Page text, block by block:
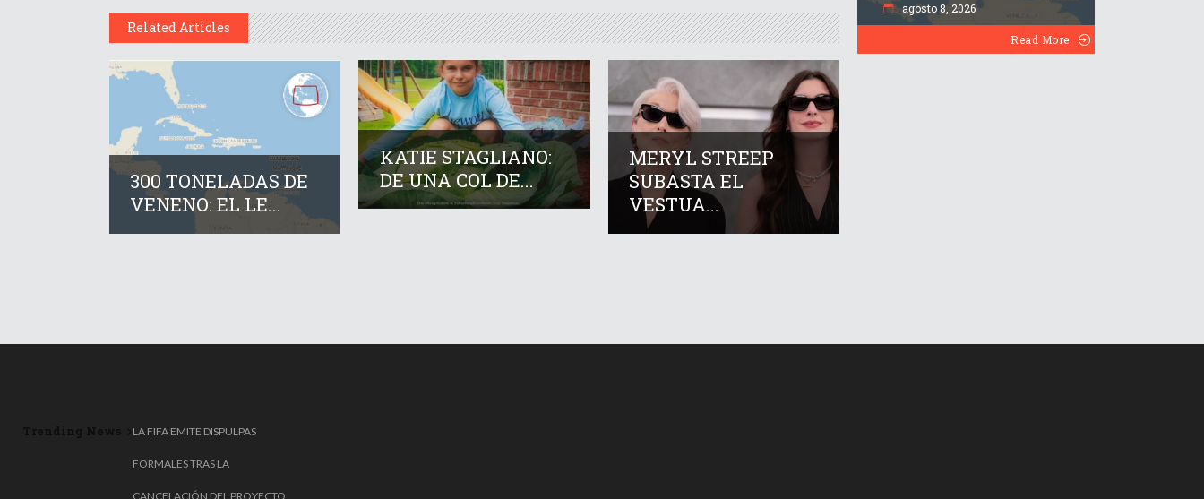
Related Articles
300 TONELADAS DE
VENENO: EL LE...
KATIE STAGLIANO:
DE UNA COL DE...
MERYL STREEP
SUBASTA EL
VESTUA...
agosto 8, 2026
Read More
LA FIFA EMITE DISPULPAS
FORMALES TRAS LA
CANCELACIÓN DEL PROYECTO